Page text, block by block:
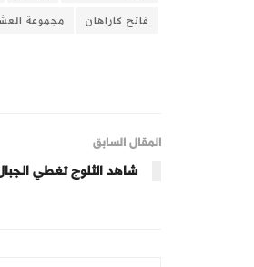
فاتح كاراهان
مجموعة
المقال السابق
شاهد الثلوج تغطي